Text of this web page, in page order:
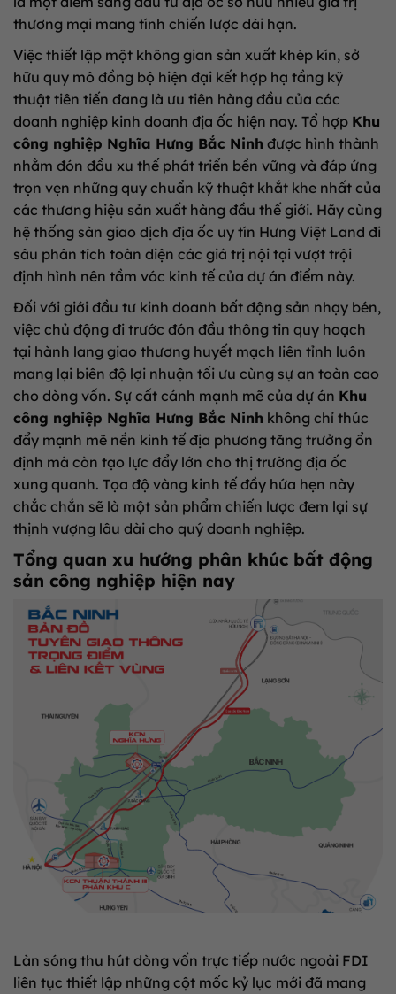
thương mại mang tính chiến lược dài hạn.
Việc thiết lập một không gian sản xuất khép kín, sở
hữu quy mô đồng bộ hiện đại kết hợp hạ tầng kỹ
thuật tiên tiến đang là ưu tiên hàng đầu của các
doanh nghiệp kinh doanh địa ốc hiện nay. Tổ hợp Khu
công nghiệp Nghĩa Hưng Bắc Ninh được hình thành
nhằm đón đầu xu thế phát triển bền vững và đáp ứng
trọn vẹn những quy chuẩn kỹ thuật khắt khe nhất của
các thương hiệu sản xuất hàng đầu thế giới. Hãy cùng
hệ thống sàn giao dịch địa ốc uy tín Hưng Việt Land đi
sâu phân tích toàn diện các giá trị nội tại vượt trội
định hình nên tầm vóc kinh tế của dự án điểm này.
Đối với giới đầu tư kinh doanh bất động sản nhạy bén,
việc chủ động đi trước đón đầu thông tin quy hoạch
tại hành lang giao thương huyết mạch liên tỉnh luôn
mang lại biên độ lợi nhuận tối ưu cùng sự an toàn cao
cho dòng vốn. Sự cất cánh mạnh mẽ của dự án Khu
công nghiệp Nghĩa Hưng Bắc Ninh không chỉ thúc
đẩy mạnh mẽ nền kinh tế địa phương tăng trưởng ổn
định mà còn tạo lực đẩy lớn cho thị trường địa ốc
xung quanh. Tọa độ vàng kinh tế đầy hứa hẹn này
chắc chắn sẽ là một sản phẩm chiến lược đem lại sự
thịnh vượng lâu dài cho quý doanh nghiệp.
Tổng quan xu hướng phân khúc bất động
sản công nghiệp hiện nay
Làn sóng thu hút dòng vốn trực tiếp nước ngoài FDI
liên tục thiết lập những cột mốc kỷ lục mới đã mang